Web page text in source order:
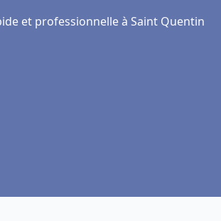
et professionnelle à Saint Quentin